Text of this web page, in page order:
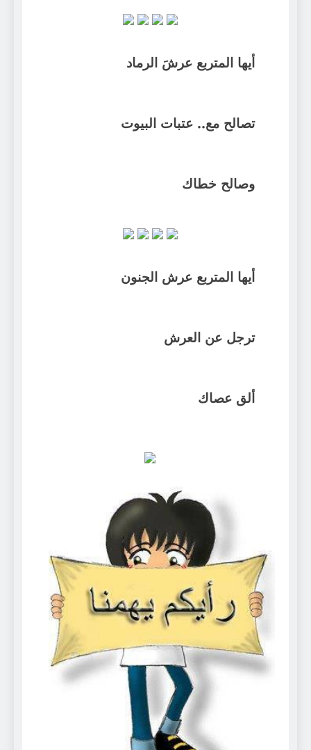
أيها المتربع عرشَ الرماد
تصالح مع.. عتبات البيوت
وصالح خطاك
أيها المتربع عرش الجنون
ترجل عن العرش
ألق عصاك